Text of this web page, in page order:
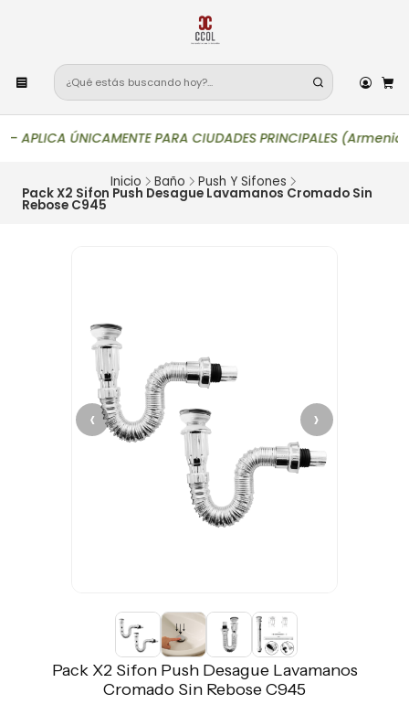
APLICA ÚNICAMENTE PARA CIUDADES PRINCIPALES
Inicio Baño Push Y Sifones
Pack X2 Sifon Push Desague Lavamanos Cromado Sin
Rebose C945
‹ ›
Pack X2 Sifon Push Desague Lavamanos
Cromado Sin Rebose C945